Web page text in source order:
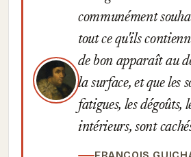
communément
tout ce qu'ils
de bon apparaît au
la surface, et que les
fatigues, les dégoûts,
intérieurs, sont